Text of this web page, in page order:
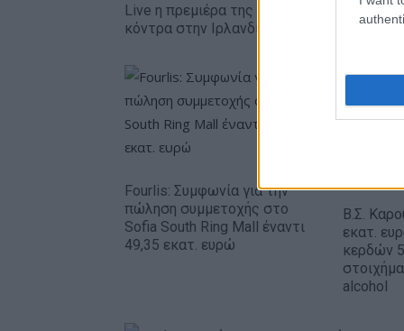
Live η πρεμιέρα της Εθνικής Κορασίδων
κόντρα στην Ιρλανδία
Fourlis: Συμφωνία για την
πώληση συμμετοχής στο
Sofia South Ring Mall έναντι
49,35 εκατ. ευρώ
Β.Σ.
εκατ.
κερδών
alcohol